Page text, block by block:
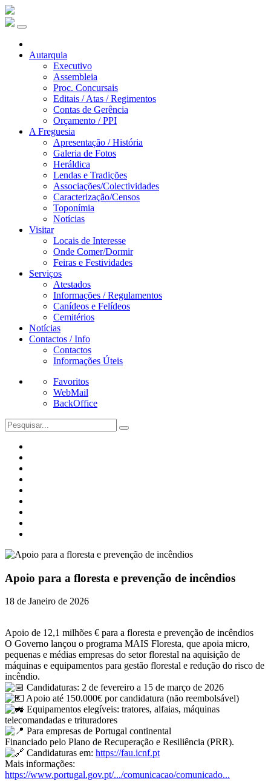
Autarquia
Executivo
Assembleia
Proc. Concursais
Editais / Atas / Regimentos
Contas de Gerência
Orçamento / PPI
A Freguesia
Apresentação / História
Galeria de Fotos
Heráldica
Lendas e Tradições
Associações/Colectividades
Caracterização/Censos
Toponímia
Notícias
Visitar
Locais de Interesse
Onde Comer/Dormir
Feiras e Festividades
Serviços
Atestados
Informações / Regulamentos
Canídeos e Felídeos
Cemitérios
Notícias
Contactos / Info
Contactos
Informações Úteis
Favoritos
WebMail
BackOffice
Apoio para a floresta e prevenção de incêndios
18 de Janeiro de 2026
Apoio de 12,1 milhões € para a floresta e prevenção de incêndios
O Governo lançou o programa MAIS Floresta, que apoia micro,
pequenas e médias empresas do setor florestal na aquisição de
máquinas e equipamentos para gestão florestal e redução do risco de
incêndio.
Candidaturas: 2 de fevereiro a 15 de março de 2026
Apoio até 150.000€ por candidatura (não reembolsável)
Equipamentos elegíveis: tratores, alfaias, máquinas
telecomandadas e trituradores
Para empresas de Portugal continental
Financiado pelo Plano de Recuperação e Resiliência (PRR).
Candidaturas em: https://fau.icnf.pt
Mais informações:
https://www.portugal.gov.pt/.../comunicacao/comunicado...